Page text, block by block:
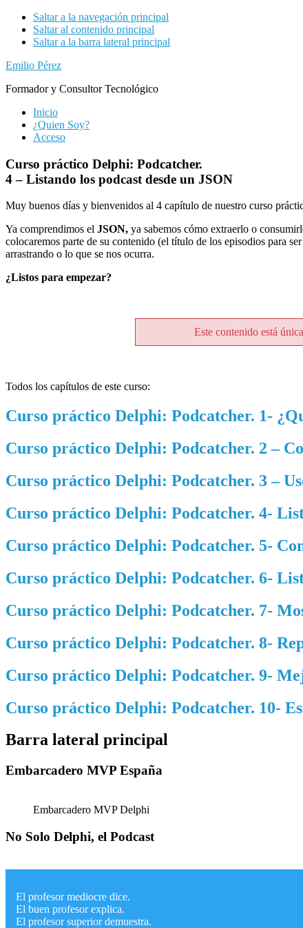
Saltar a la navegación principal
Saltar al contenido principal
Saltar a la barra lateral principal
Emilio Pérez
Formador y Consultor Tecnológico
Inicio
¿Quien Soy?
Acceso
Curso práctico Delphi: Podcatcher.
4 – Listando los podcast desde un JSON
Muy buenos días y bienvenidos al 4 capítulo de nuestro curso
Ya comprendimos el JSON, ya sabemos cómo extraerlo o
colocaremos parte de su contenido (el título de los episodios para
arrastrando o lo que se nos ocurra.
¿Listos para empezar?
Este contenido está
Todos los capítulos de este curso:
Curso práctico Delphi: Podcatcher. 1-
Curso práctico Delphi: Podcatcher. 2 –
Curso práctico Delphi: Podcatcher. 3 –
Curso práctico Delphi: Podcatcher. 4-
Curso práctico Delphi: Podcatcher. 5-
Curso práctico Delphi: Podcatcher. 6-
Curso práctico Delphi: Podcatcher. 7-
Curso práctico Delphi: Podcatcher. 8-
Curso práctico Delphi: Podcatcher. 9-
Curso práctico Delphi: Podcatcher. 10-
Barra lateral principal
Embarcadero MVP España
Embarcadero MVP Delphi
No Solo Delphi, el Podcast
El profesor mediocre dice.
El buen profesor explica.
El profesor superior demuestra.